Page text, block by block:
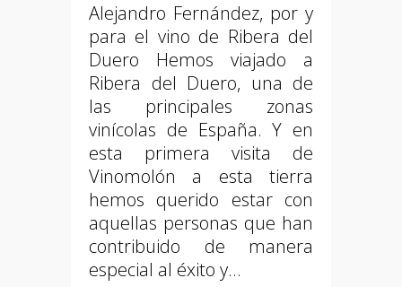
Alejandro Fernández, por y
para el vino de Ribera del
Duero Hemos viajado a
Ribera del Duero, una de
las principales zonas
vinícolas de España. Y en
esta primera visita de
Vinomolón a esta tierra
hemos querido estar con
aquellas personas que han
contribuido de manera
especial al éxito y…